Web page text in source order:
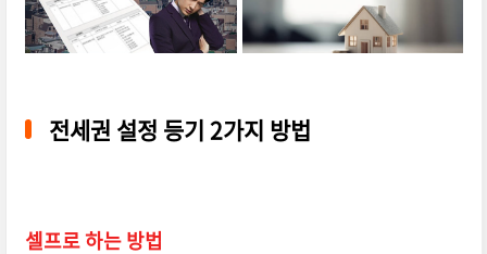
전세권 설정 등기 2가지 방법
셀프로 하는 방법